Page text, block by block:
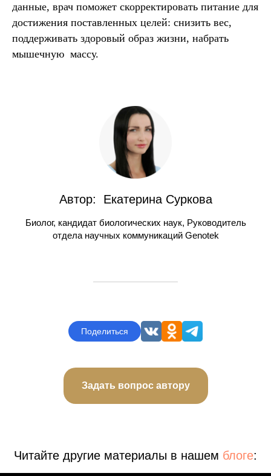
данные, врач поможет скорректировать питание для
достижения поставленных целей: снизить вес,
поддерживать здоровый образ жизни, набрать
мышечную массу.
Автор: Екатерина Суркова
Биолог, кандидат биологических наук, Руководитель
отдела научных коммуникаций Genotek
подойдет
Происхождение, здоровье, эффективность
лекарств, питание, спорт — учтем ваши интересы
Поделиться
Задать вопрос автору
Читайте другие материалы в нашем блоге: